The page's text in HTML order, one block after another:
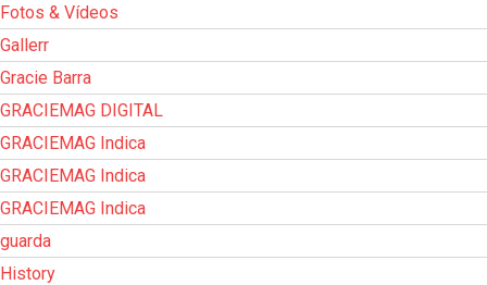
Fotos & Vídeos
Gallerr
Gracie Barra
GRACIEMAG DIGITAL
GRACIEMAG Indica
GRACIEMAG Indica
GRACIEMAG Indica
guarda
History